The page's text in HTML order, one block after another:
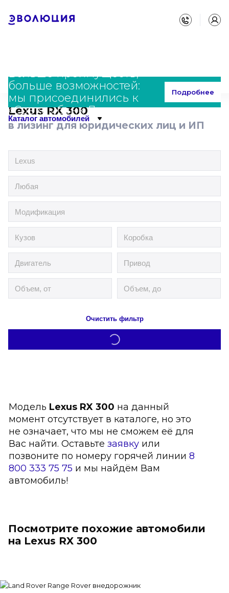
Больше преимуществ,
больше возможностей:
мы присоединились к
«Совкомбанк Лизинг»
Подробнее
Каталог автомобилей
Главная Каталог Lexus RX 300
Lexus RX 300
в лизинг для юридических лиц и ИП
Очистить фильтр
Модель Lexus RX 300 на данный
момент отсутствует в каталоге, но это
не означает, что мы не сможем её для
Вас найти. Оставьте заявку или
позвоните по номеру горячей линии 8
800 333 75 75 и мы найдём Вам
автомобиль!
Посмотрите похожие автомобили
на Lexus RX 300